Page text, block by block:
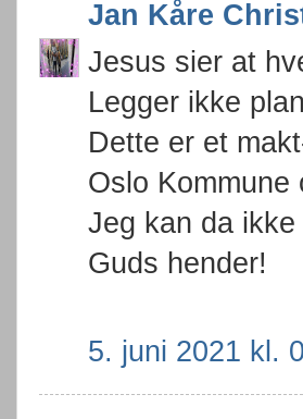
Jan Kåre
Jesus sier at
Legger ikke
Dette er et
Oslo Kommune
Jeg kan da
Guds hender!
5. juni 2021 kl.